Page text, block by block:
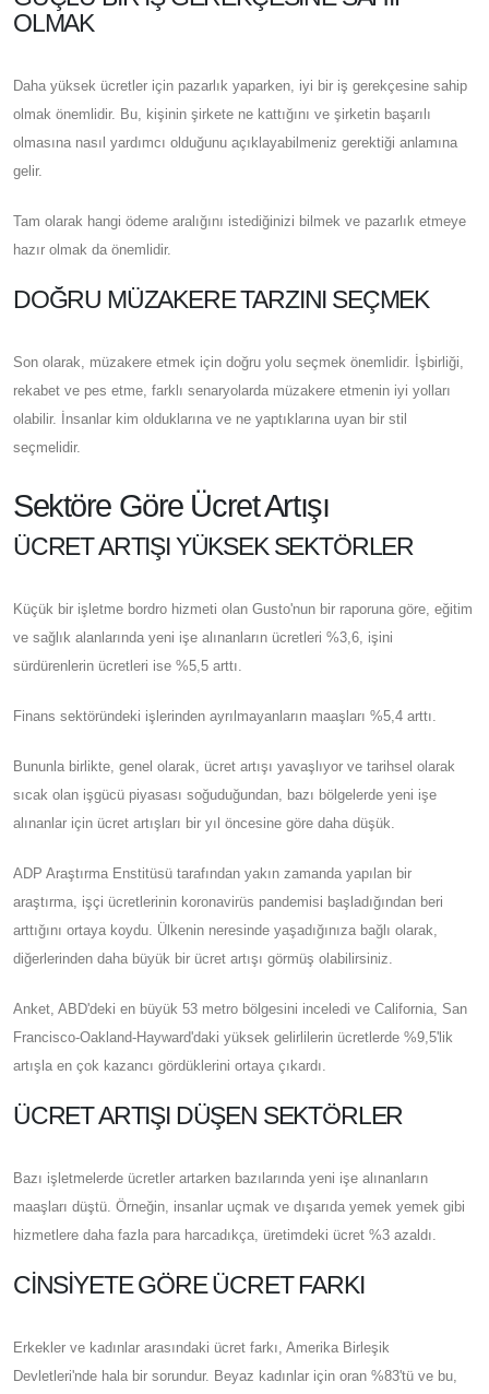
OLMAK
Daha yüksek ücretler için pazarlık yaparken, iyi bir iş gerekçesine sahip
olmak önemlidir. Bu, kişinin şirkete ne kattığını ve şirketin başarılı
olmasına nasıl yardımcı olduğunu açıklayabilmeniz gerektiği anlamına
gelir.
Tam olarak hangi ödeme aralığını istediğinizi bilmek ve pazarlık etmeye
hazır olmak da önemlidir.
DOĞRU MÜZAKERE TARZINI SEÇMEK
Son olarak, müzakere etmek için doğru yolu seçmek önemlidir. İşbirliği,
rekabet ve pes etme, farklı senaryolarda müzakere etmenin iyi yolları
olabilir. İnsanlar kim olduklarına ve ne yaptıklarına uyan bir stil
seçmelidir.
Sektöre Göre Ücret Artışı
ÜCRET ARTIŞI YÜKSEK SEKTÖRLER
Küçük bir işletme bordro hizmeti olan Gusto'nun bir raporuna göre, eğitim
ve sağlık alanlarında yeni işe alınanların ücretleri %3,6, işini
sürdürenlerin ücretleri ise %5,5 arttı.
Finans sektöründeki işlerinden ayrılmayanların maaşları %5,4 arttı.
Bununla birlikte, genel olarak, ücret artışı yavaşlıyor ve tarihsel olarak
sıcak olan işgücü piyasası soğuduğundan, bazı bölgelerde yeni işe
alınanlar için ücret artışları bir yıl öncesine göre daha düşük.
ADP Araştırma Enstitüsü tarafından yakın zamanda yapılan bir
araştırma, işçi ücretlerinin koronavirüs pandemisi başladığından beri
arttığını ortaya koydu. Ülkenin neresinde yaşadığınıza bağlı olarak,
diğerlerinden daha büyük bir ücret artışı görmüş olabilirsiniz.
Anket, ABD'deki en büyük 53 metro bölgesini inceledi ve California, San
Francisco-Oakland-Hayward'daki yüksek gelirlilerin ücretlerde %9,5'lik
artışla en çok kazancı gördüklerini ortaya çıkardı.
ÜCRET ARTIŞI DÜŞEN SEKTÖRLER
Bazı işletmelerde ücretler artarken bazılarında yeni işe alınanların
maaşları düştü. Örneğin, insanlar uçmak ve dışarıda yemek yemek gibi
hizmetlere daha fazla para harcadıkça, üretimdeki ücret %3 azaldı.
CINSIYETE GÖRE ÜCRET FARKI
Erkekler ve kadınlar arasındaki ücret farkı, Amerika Birleşik
Devletleri'nde hala bir sorundur. Beyaz kadınlar için oran %83'tü ve bu,